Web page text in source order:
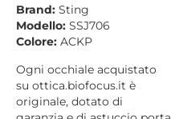
Brand: Sting
Modello: SSJ706
Colore: ACKP
Ogni occhiale acquistato
su ottica.biofocus.it è
originale, dotato di